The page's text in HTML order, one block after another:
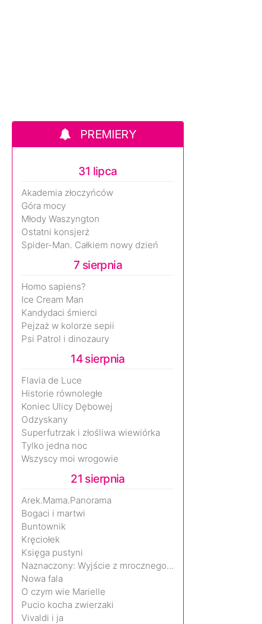
PREMIERY
31 lipca
Akademia złoczyńców
Góra mocy
Młody Waszyngton
Ostatni konsjerż
Spider-Man. Całkiem nowy dzień
7 sierpnia
Homo sapiens?
Ice Cream Man
Kandydaci śmierci
Pejzaż w kolorze sepii
Psi Patrol i dinozaury
14 sierpnia
Flavia de Luce
Historie równoległe
Koniec Ulicy Dębowej
Odzyskany
Superfutrzak i złośliwa wiewiórka
Tylko jedna noc
Wszyscy moi wrogowie
21 sierpnia
Arek.Mama.Panorama
Bogaci i martwi
Buntownik
Kręciołek
Księga pustyni
Naznaczony: Wyjście z mrocznego wymiaru
Nowa fala
O czym wie Marielle
Pucio kocha zwierzaki
Vivaldi i ja